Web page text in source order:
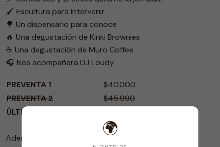
🖌️ Escultura para intervenir
🌳 Un dispensario para conoce
🔥 Una degustación de Kinki Brownies
☕️ Una degustación de Muro Coffee
🎧 Nos acompañara DJ Loudy
PREVENTA 1
$40.000
PREVENTA 2
$45.990
ÚLTIMAS VENTA
Además, durante el evento podrás
🌍